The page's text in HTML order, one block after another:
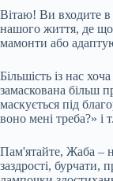
Вітаю! Ви входите в
нашого життя, де
мамонти або
Більшість із нас
замаскована більш
маскується під
воно мені треба?» і
Пам'ятайте, Жаба –
заздрості,